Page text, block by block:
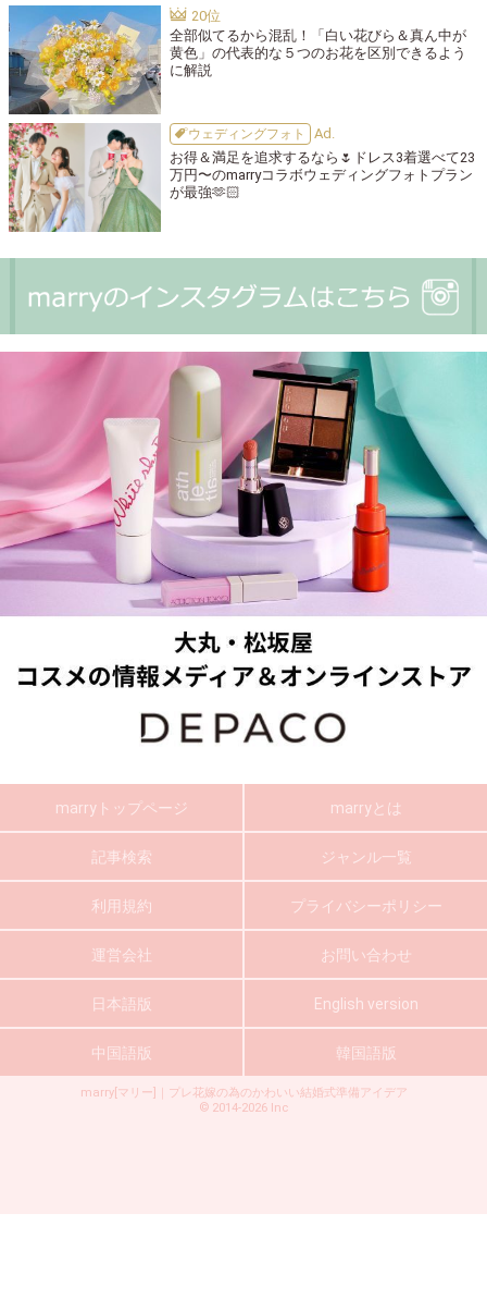
全部似てるから混乱！「白い花びら＆真ん中が
黄色」の代表的な５つのお花を区別できるよう
に解説
ウェディングフォト
お得＆満足を追求するなら🌷ドレス3着選べて23
万円〜のmarryコラボウェディングフォトプラン
が最強🫶🏻
marryトップページ marryとは
記事検索 ジャンル一覧
利用規約 プライバシーポリシー
運営会社 お問い合わせ
日本語版 English version
中国語版 韓国語版
marry[マリー]｜プレ花嫁の為のかわいい結婚式準備アイデア
© 2014-2026 Inc